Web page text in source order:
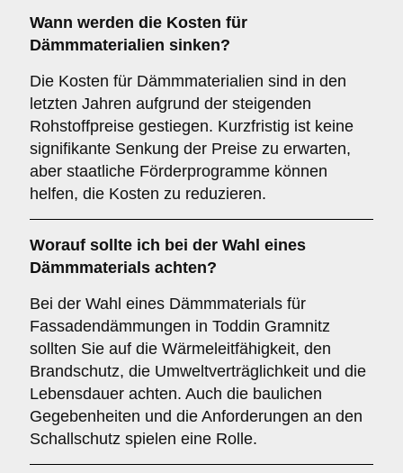
Wann werden die Kosten für
Dämmmaterialien sinken?
Die Kosten für Dämmmaterialien sind in den
letzten Jahren aufgrund der steigenden
Rohstoffpreise gestiegen. Kurzfristig ist keine
signifikante Senkung der Preise zu erwarten,
aber staatliche Förderprogramme können
helfen, die Kosten zu reduzieren.
Worauf sollte ich bei der Wahl eines
Dämmmaterials achten?
Bei der Wahl eines Dämmmaterials für
Fassadendämmungen in Toddin Gramnitz
sollten Sie auf die Wärmeleitfähigkeit, den
Brandschutz, die Umweltverträglichkeit und die
Lebensdauer achten. Auch die baulichen
Gegebenheiten und die Anforderungen an den
Schallschutz spielen eine Rolle.